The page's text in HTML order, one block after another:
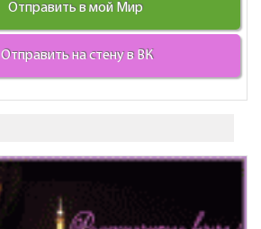
Отправить в мой Мир
Отправить на стену в ВК